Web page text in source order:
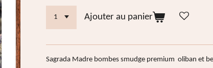
Ajouter au panier
Sagrada Madre bombes smudge premium oliban et